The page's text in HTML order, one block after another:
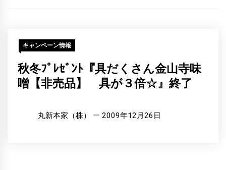
キャンペーン情報
秋冬ﾌﾟﾚｾﾞﾝﾄ『具だくさん金山寺味
噌【非売品】 具が３倍☆』終了
丸新本家（株） 2009年12月26日